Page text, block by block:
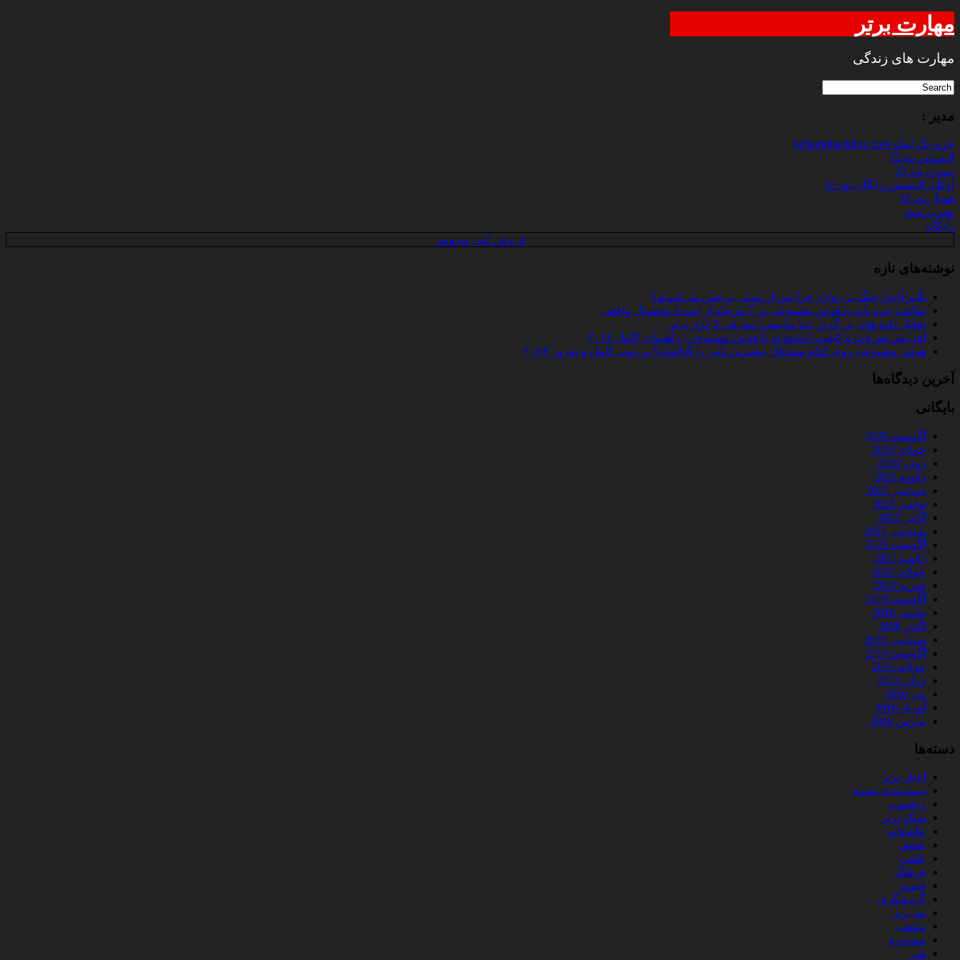
مهارت برتر
مهارت های زندگی
مدیر :
خرید بک لینک behtarinbacklink.com
لایسنس نود32
پسورد نود 32
اوکلی لایسنس رایگان نود 32
همیار نود 32
بهترین سئو
رایگان
فروش آنتی ویروس
نوشته‌های تازه
تأثیر اخبار جنگ بر روان؛ چرا پس از مدتی بی‌حس می‌شویم؟
ساخت چت‌ بات با هوش مصنوعی در 7 مرحله از ایده تا محصول واقعی
تحلیل داده‌ های بزرگ در دیتا ساینس: معرفی 5 ابزار برتر
افزایش سرعت و کیفیت استخدام با هوش مصنوعی | راهنمای کامل ۲۰۲۶
هوش مصنوعی روی کدام مشاغل بیشترین تأثیر را گذاشته؟ بررسی کامل و به‌روز ۲۰۲۶
آخرین دیدگاه‌ها
بایگانی
آگوست 2026
جولای 2026
ژوئن 2026
ژانویه 2026
دسامبر 2025
نوامبر 2025
اکتبر 2025
سپتامبر 2025
آگوست 2025
ژانویه 2021
جولای 2020
فوریه 2020
آگوست 2019
نوامبر 2016
اکتبر 2016
سپتامبر 2016
آگوست 2016
جولای 2016
ژوئن 2016
می 2016
آوریل 2016
مارس 2016
دسته‌ها
اخبار برتر
دسته‌بندی نشده
زناشویی
سبک برتر
عاشقانه
عشق
علمی
فرهنگ
قیمت
گردشگری
مد برتر
مذهب
مشاوره
هنر